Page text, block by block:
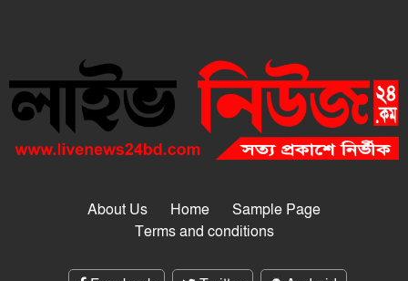
About Us Home
Sample Page
Terms and conditions